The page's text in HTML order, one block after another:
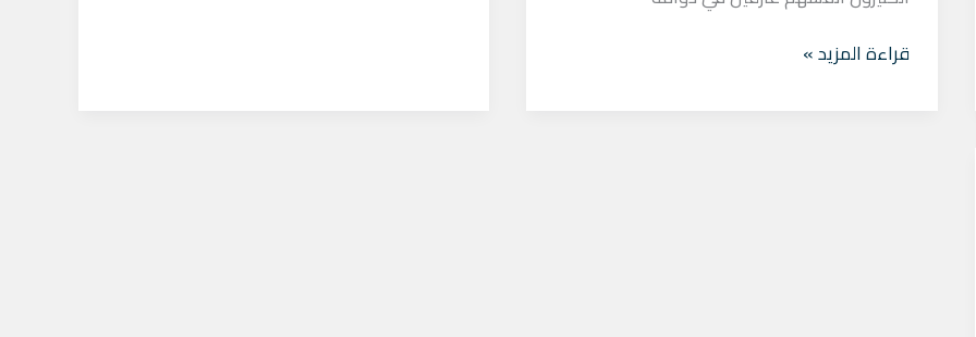
قراءة المزيد »